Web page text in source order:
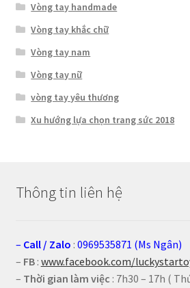
Vòng tay handmade
Vòng tay khắc chữ
Vòng tay nam
Vòng tay nữ
vòng tay yêu thương
Xu hướng lựa chọn trang sức 2018
Thông tin liên hệ
– Call / Zalo : 0969535871 (Ms Ngân)
– FB: www.facebook.com/
– Thời gian làm việc : 7h30 – 17h (